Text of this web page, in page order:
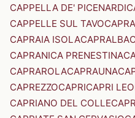
CAPPELLA DE' PICENARDI
CAPPELLE SUL TAVO
CAPRAIA ISOLACAPRALBA
CAPRANICA PRENESTINA
CAPRAROLACAPRAUNA
CAPREZZOCAPRICAPRI
CAPRIANO DEL COLLE